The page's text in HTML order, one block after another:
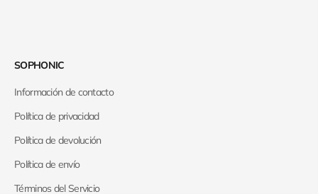
SOPHONIC
Información de contacto
Política de privacidad
Política de devolución
Política de envío
Términos del Servicio